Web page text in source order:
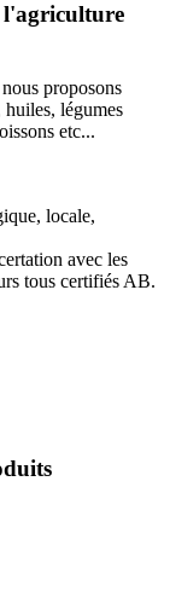
l'agriculture
proposons
huiles, légumes
etc...
locale,
avec les
tous certifiés AB.